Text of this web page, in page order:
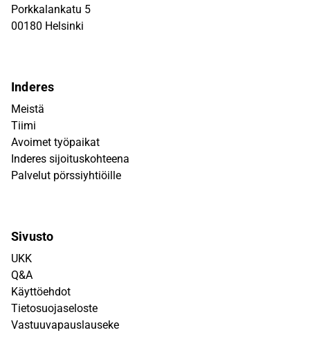
Porkkalankatu 5
00180 Helsinki
Inderes
Meistä
Tiimi
Avoimet työpaikat
Inderes sijoituskohteena
Palvelut pörssiyhtiöille
Sivusto
UKK
Q&A
Käyttöehdot
Tietosuojaseloste
Vastuuvapauslauseke